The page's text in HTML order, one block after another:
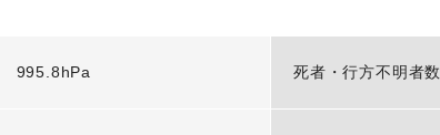
995.8hPa 死者・行方不明者数